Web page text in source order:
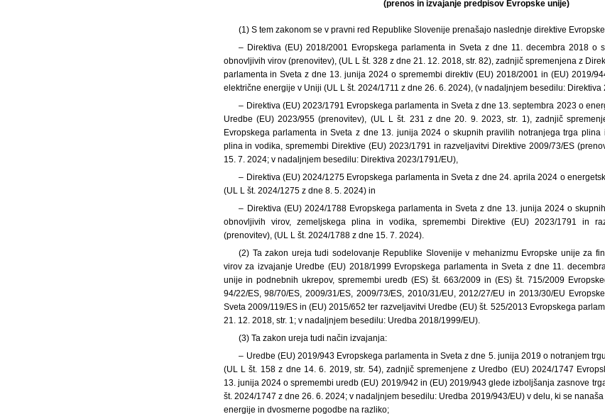
(prenos in izvajanje predpisov Evropske unije)
(1) S tem zakonom se v pravni red Republike Slovenije prenašajo naslednje direktive
– Direktiva (EU) 2018/2001 Evropskega parlamenta in Sveta z dne 11. decembra 2018 o
obnovljivih virov (prenovitev), (UL L št. 328 z dne 21. 12. 2018, str. 82), zadnjič spremenjena z
parlamenta in Sveta z dne 13. junija 2024 o spremembi direktiv (EU) 2018/2001 in (EU) 2019/
električne energije v Uniji (UL L št. 2024/1711 z dne 26. 6. 2024), (v nadaljnjem besedilu: Direktiva
– Direktiva (EU) 2023/1791 Evropskega parlamenta in Sveta z dne 13. septembra 2023 o
Uredbe (EU) 2023/955 (prenovitev), (UL L št. 231 z dne 20. 9. 2023, str. 1), zadnjič
Evropskega parlamenta in Sveta z dne 13. junija 2024 o skupnih pravilih notranjega trga plina
plina in vodika, spremembi Direktive (EU) 2023/1791 in razveljavitvi Direktive 2009/73/ES
15. 7. 2024; v nadaljnjem besedilu: Direktiva 2023/1791/EU),
– Direktiva (EU) 2024/1275 Evropskega parlamenta in Sveta z dne 24. aprila 2024 o
(UL L št. 2024/1275 z dne 8. 5. 2024) in
– Direktiva (EU) 2024/1788 Evropskega parlamenta in Sveta z dne 13. junija 2024 o
obnovljivih virov, zemeljskega plina in vodika, spremembi Direktive (EU) 2023/1791 in
(prenovitev), (UL L št. 2024/1788 z dne 15. 7. 2024).
(2) Ta zakon ureja tudi sodelovanje Republike Slovenije v mehanizmu Evropske unije za
virov za izvajanje Uredbe (EU) 2018/1999 Evropskega parlamenta in Sveta z dne 11.
unije in podnebnih ukrepov, spremembi uredb (ES) št. 663/2009 in (ES) št. 715/2009
94/22/ES, 98/70/ES, 2009/31/ES, 2009/73/ES, 2010/31/EU, 2012/27/EU in 2013/30/EU
Sveta 2009/119/ES in (EU) 2015/652 ter razveljavitvi Uredbe (EU) št. 525/2013 Evropskega
21. 12. 2018, str. 1; v nadaljnjem besedilu: Uredba 2018/1999/EU).
(3) Ta zakon ureja tudi način izvajanja:
– Uredbe (EU) 2019/943 Evropskega parlamenta in Sveta z dne 5. junija 2019 o notranjem
(UL L št. 158 z dne 14. 6. 2019, str. 54), zadnjič spremenjene z Uredbo (EU) 2024/1747
13. junija 2024 o spremembi uredb (EU) 2019/942 in (EU) 2019/943 glede izboljšanja zasnove
št. 2024/1747 z dne 26. 6. 2024; v nadaljnjem besedilu: Uredba 2019/943/EU) v delu, ki se
energije in dvosmerne pogodbe na razliko;